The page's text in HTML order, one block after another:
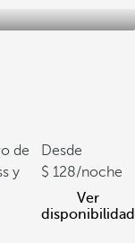
de
y
Desde
128/noche
Ver
disponibilidad